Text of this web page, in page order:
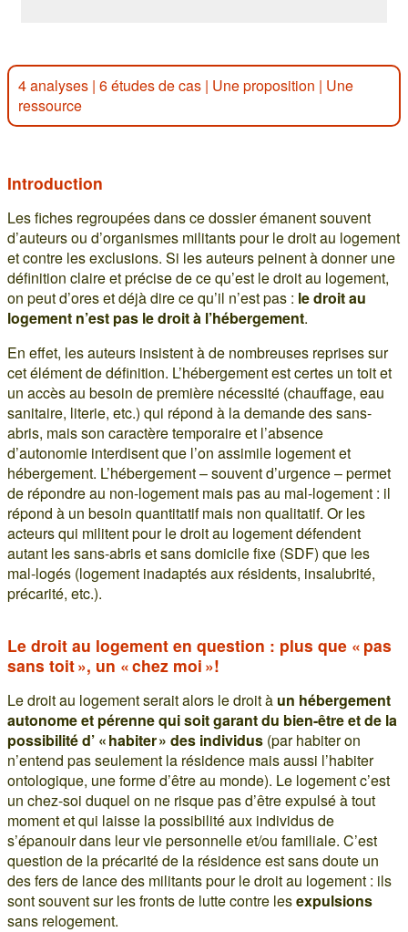
4 analyses | 6 études de cas | Une proposition | Une
ressource
Introduction
Les fiches regroupées dans ce dossier émanent souvent
d’auteurs ou d’organismes militants pour le droit au logement
et contre les exclusions. Si les auteurs peinent à donner une
définition claire et précise de ce qu’est le droit au logement,
on peut d’ores et déjà dire ce qu’il n’est pas : le droit au
logement n’est pas le droit à l’hébergement.
En effet, les auteurs insistent à de nombreuses reprises sur
cet élément de définition. L’hébergement est certes un toit et
un accès au besoin de première nécessité (chauffage, eau
sanitaire, literie, etc.) qui répond à la demande des sans-
abris, mais son caractère temporaire et l’absence
d’autonomie interdisent que l’on assimile logement et
hébergement. L’hébergement – souvent d’urgence – permet
de répondre au non-logement mais pas au mal-logement : il
répond à un besoin quantitatif mais non qualitatif. Or les
acteurs qui militent pour le droit au logement défendent
autant les sans-abris et sans domicile fixe (SDF) que les
mal-logés (logement inadaptés aux résidents, insalubrité,
précarité, etc.).
Le droit au logement en question : plus que « pas
sans toit », un « chez moi »!
Le droit au logement serait alors le droit à un hébergement
autonome et pérenne qui soit garant du bien-être et de la
possibilité d’ « habiter » des individus (par habiter on
n’entend pas seulement la résidence mais aussi l’habiter
ontologique, une forme d’être au monde). Le logement c’est
un chez-soi duquel on ne risque pas d’être expulsé à tout
moment et qui laisse la possibilité aux individus de
s’épanouir dans leur vie personnelle et/ou familiale. C’est
question de la précarité de la résidence est sans doute un
des fers de lance des militants pour le droit au logement : ils
sont souvent sur les fronts de lutte contre lesexpulsions
sans relogement.